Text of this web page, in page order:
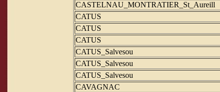
CASTELNAU_MONTRATIER_St_Aureill
CATUS
CATUS
CATUS
CATUS_Salvesou
CATUS_Salvesou
CATUS_Salvesou
CAVAGNAC